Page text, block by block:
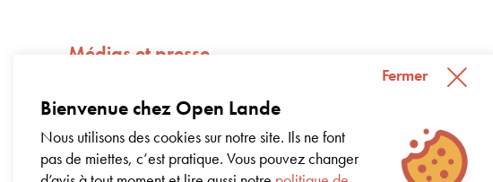
Médias et presse
Open Lande recrute
Nos engagements d’entreprise – Impact Score
Bienvenue chez Open Lande
Fermer
Nous utilisons des cookies sur notre site. Ils ne font
pas de miettes, c’est pratique. Vous pouvez changer